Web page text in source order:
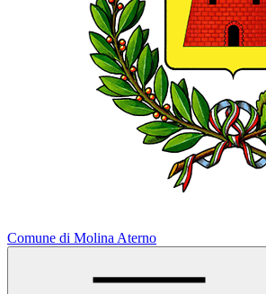
Comune di Molina Aterno